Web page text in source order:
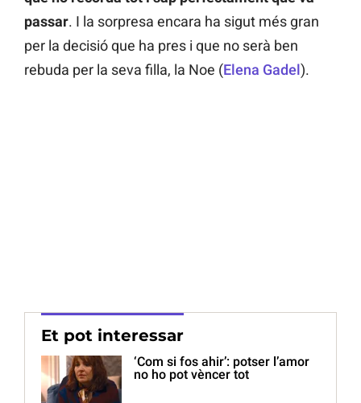
passar. I la sorpresa encara ha sigut més gran
per la decisió que ha pres i que no serà ben
rebuda per la seva filla, la Noe (Elena Gadel).
Et pot interessar
‘Com si fos ahir’: potser l’amor
no ho pot vèncer tot